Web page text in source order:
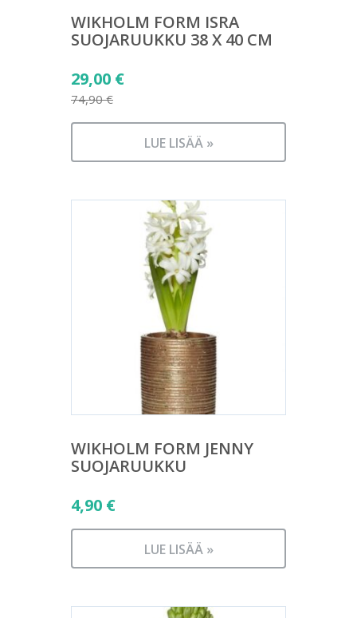
WIKHOLM FORM ISRA
SUOJARUUKKU 38 X 40 CM
74,90€
Alkuperäinen
hinta
oli:
29,00 €
Nykyinen
on:
LUE LISÄÄ »
WIKHOLM FORM JENNY
SUOJARUUKKU
4,90 €
LUE LISÄÄ »